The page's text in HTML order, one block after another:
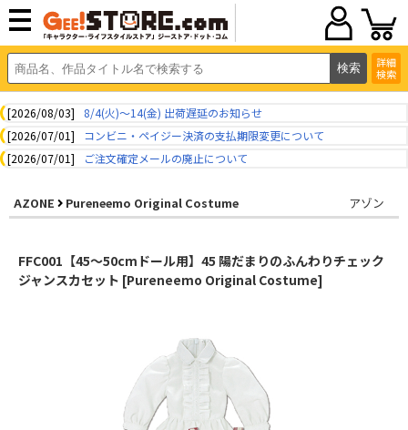
詳細
検索
[2026/08/03]
8/4(火)～14(金) 出荷遅延のお知らせ
[2026/07/01]
コンビニ・ペイジー決済の支払期限変更について
[2026/07/01]
ご注文確定メールの廃止について
AZONE Pureneemo Original Costume アゾン
FFC001【45～50cmドール用】45 陽だまりのふんわりチェック
ジャンスカセット [Pureneemo Original Costume]